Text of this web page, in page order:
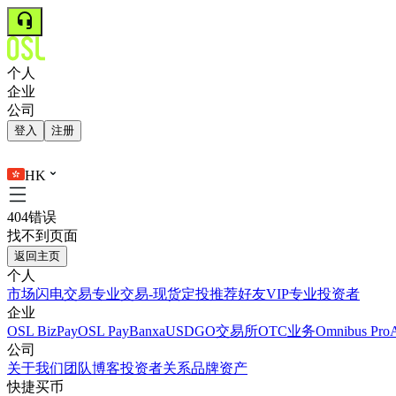
个人
企业
公司
登入 注册
HK
404错误
找不到页面
返回主页
个人
市场闪电交易专业交易-现货定投推荐好友VIP专业投资者
企业
OSL BizPayOSL PayBanxaUSDGO交易所OTC业务Omnibus Pro
公司
关于我们团队博客投资者关系品牌资产
快捷买币